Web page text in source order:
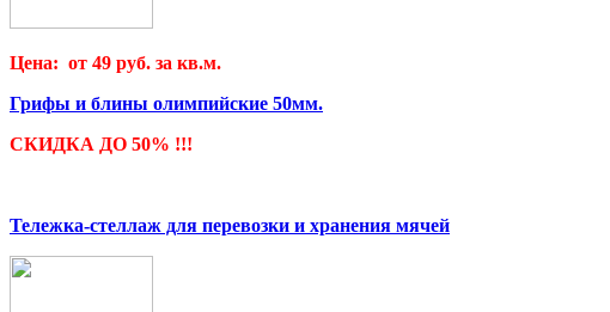
Цена: от 49 руб. за кв.м.
Грифы и блины олимпийские 50мм.
СКИДКА ДО 50% !!!
Тележка-стеллаж для перевозки и хранения мячей